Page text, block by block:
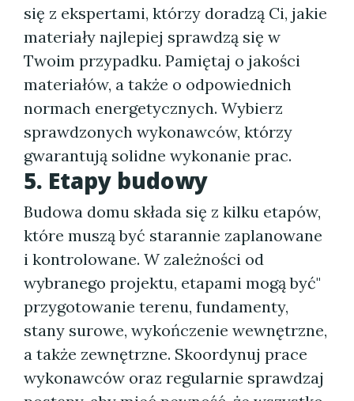
się z ekspertami, którzy doradzą Ci, jakie
materiały najlepiej sprawdzą się w
Twoim przypadku. Pamiętaj o jakości
materiałów, a także o odpowiednich
normach energetycznych. Wybierz
sprawdzonych wykonawców, którzy
gwarantują solidne wykonanie prac.
5. Etapy budowy
Budowa domu składa się z kilku etapów,
które muszą być starannie zaplanowane
i kontrolowane. W zależności od
wybranego projektu, etapami mogą być"
przygotowanie terenu, fundamenty,
stany surowe, wykończenie wewnętrzne,
a także zewnętrzne. Skoordynuj prace
wykonawców oraz regularnie sprawdzaj